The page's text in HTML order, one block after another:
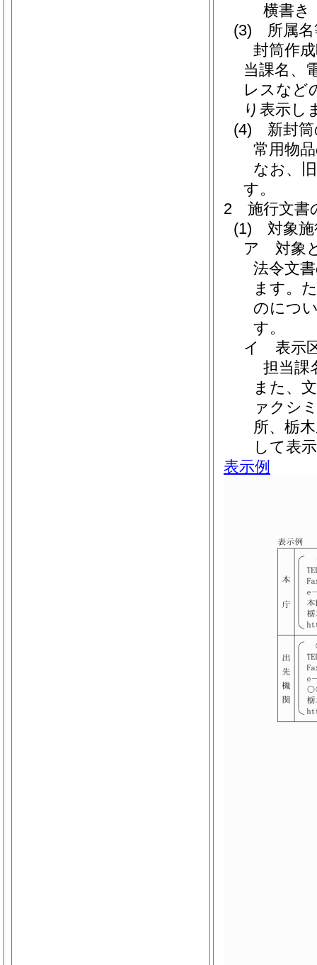
横書
(3) 所属名
封筒作
当課名、
レスなど
り表示し
(4) 新封筒
常用物
なお、
す。
2 施行文書
(1) 対象施
ア 対象
法令文
ます。
のにつ
す。
イ 表示
担当課
また、
ァクシ
所、栃
して表
表示例